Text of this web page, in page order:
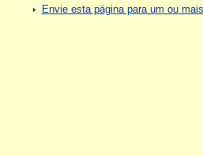
Envie esta página para um ou